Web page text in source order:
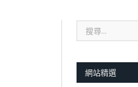
網站精選